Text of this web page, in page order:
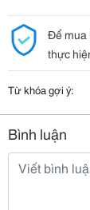
Để mua
thực
Từ khóa gợi ý:
Bình luận